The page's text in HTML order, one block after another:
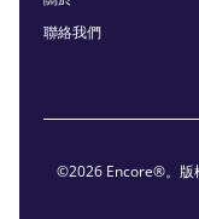
聯絡我們
©2026 Encore®。版